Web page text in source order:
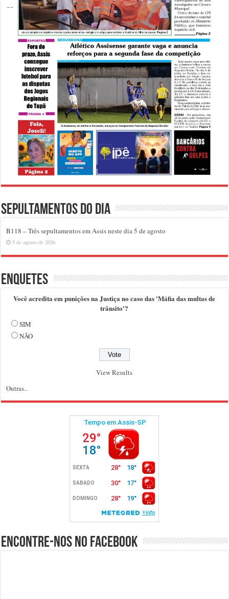
Sepultamentos do dia
B118 – Três sepultamentos em Assis neste dia 5 de agosto
5 de agosto de 2026
Enquetes
Você acredita em punições na Justiça no caso das 'Máfia das multas de
trânsito'?
SIM
NÃO
View Results
Outras..
Encontre-nos no Facebook